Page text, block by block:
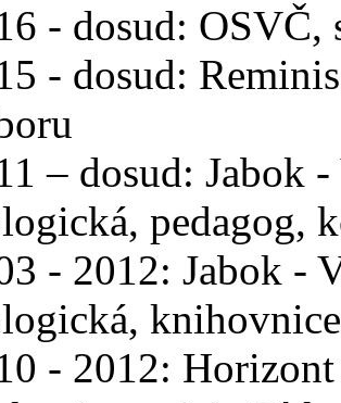
- dosud: OSVČ,
- dosud:
– dosud: Jabok
pedagog,
- 2012: Jabok -
knihovnice
- 2012: